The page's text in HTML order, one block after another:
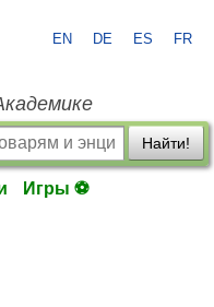
EN DE ES FR
Найти!
Игры ⚽